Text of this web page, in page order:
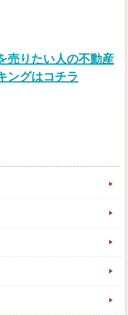
売りたい人の不動産
ングはコチラ
プランを尋ねてみた